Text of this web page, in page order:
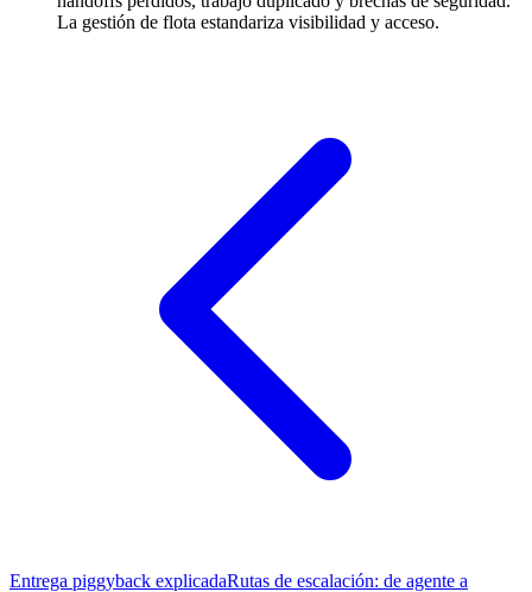
La gestión de flota estandariza visibilidad y acceso.
Entrega piggyback explicadaRutas de escalación: de agente a